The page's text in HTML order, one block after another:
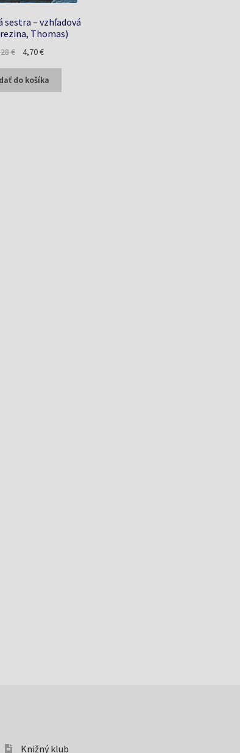
sestra – vzhľadová
Thomas)
€
Pôvodná
bola:
5,28 €.
4,70€Aktuálna
je:
4,70 €.
do košíka
Knižný klub